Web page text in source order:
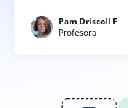
Pam Driscoll F
Profesora